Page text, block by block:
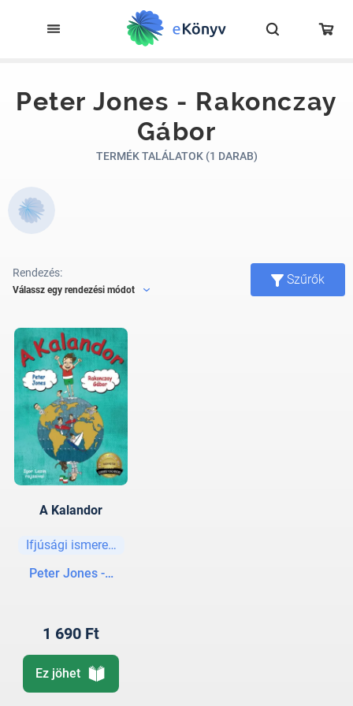
Peter Jones - Rakonczay
Gábor
TERMÉK TALÁLATOK (1 DARAB)
Rendezés:
Válassz egy rendezési módot
Szűrők
A Kalandor
Ifjúsági ismeretterjesztő
Peter Jones - Rakonczay Gábor
1 690 Ft
Ez jöhet